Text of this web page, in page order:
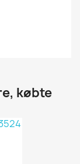
købte